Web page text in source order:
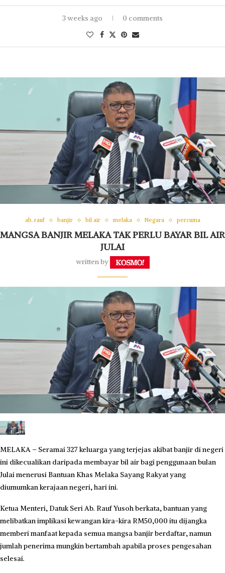
3 weeks ago 0 comments
ab. rauf banjir bil air melaka Negara percuma
MANGSA BANJIR MELAKA TAK PERLU BAYAR BIL AIR
JULAI
written by
MELAKA – Seramai 327 keluarga yang terjejas akibat banjir di negeri
ini dikecualikan daripada membayar bil air bagi penggunaan bulan
Julai menerusi Bantuan Khas Melaka Sayang Rakyat yang
diumumkan kerajaan negeri, hari ini.
Ketua Menteri, Datuk Seri Ab. Rauf Yusoh berkata, bantuan yang
melibatkan implikasi kewangan kira-kira RM50,000 itu dijangka
memberi manfaat kepada semua mangsa banjir berdaftar, namun
jumlah penerima mungkin bertambah apabila proses pengesahan
selesai.